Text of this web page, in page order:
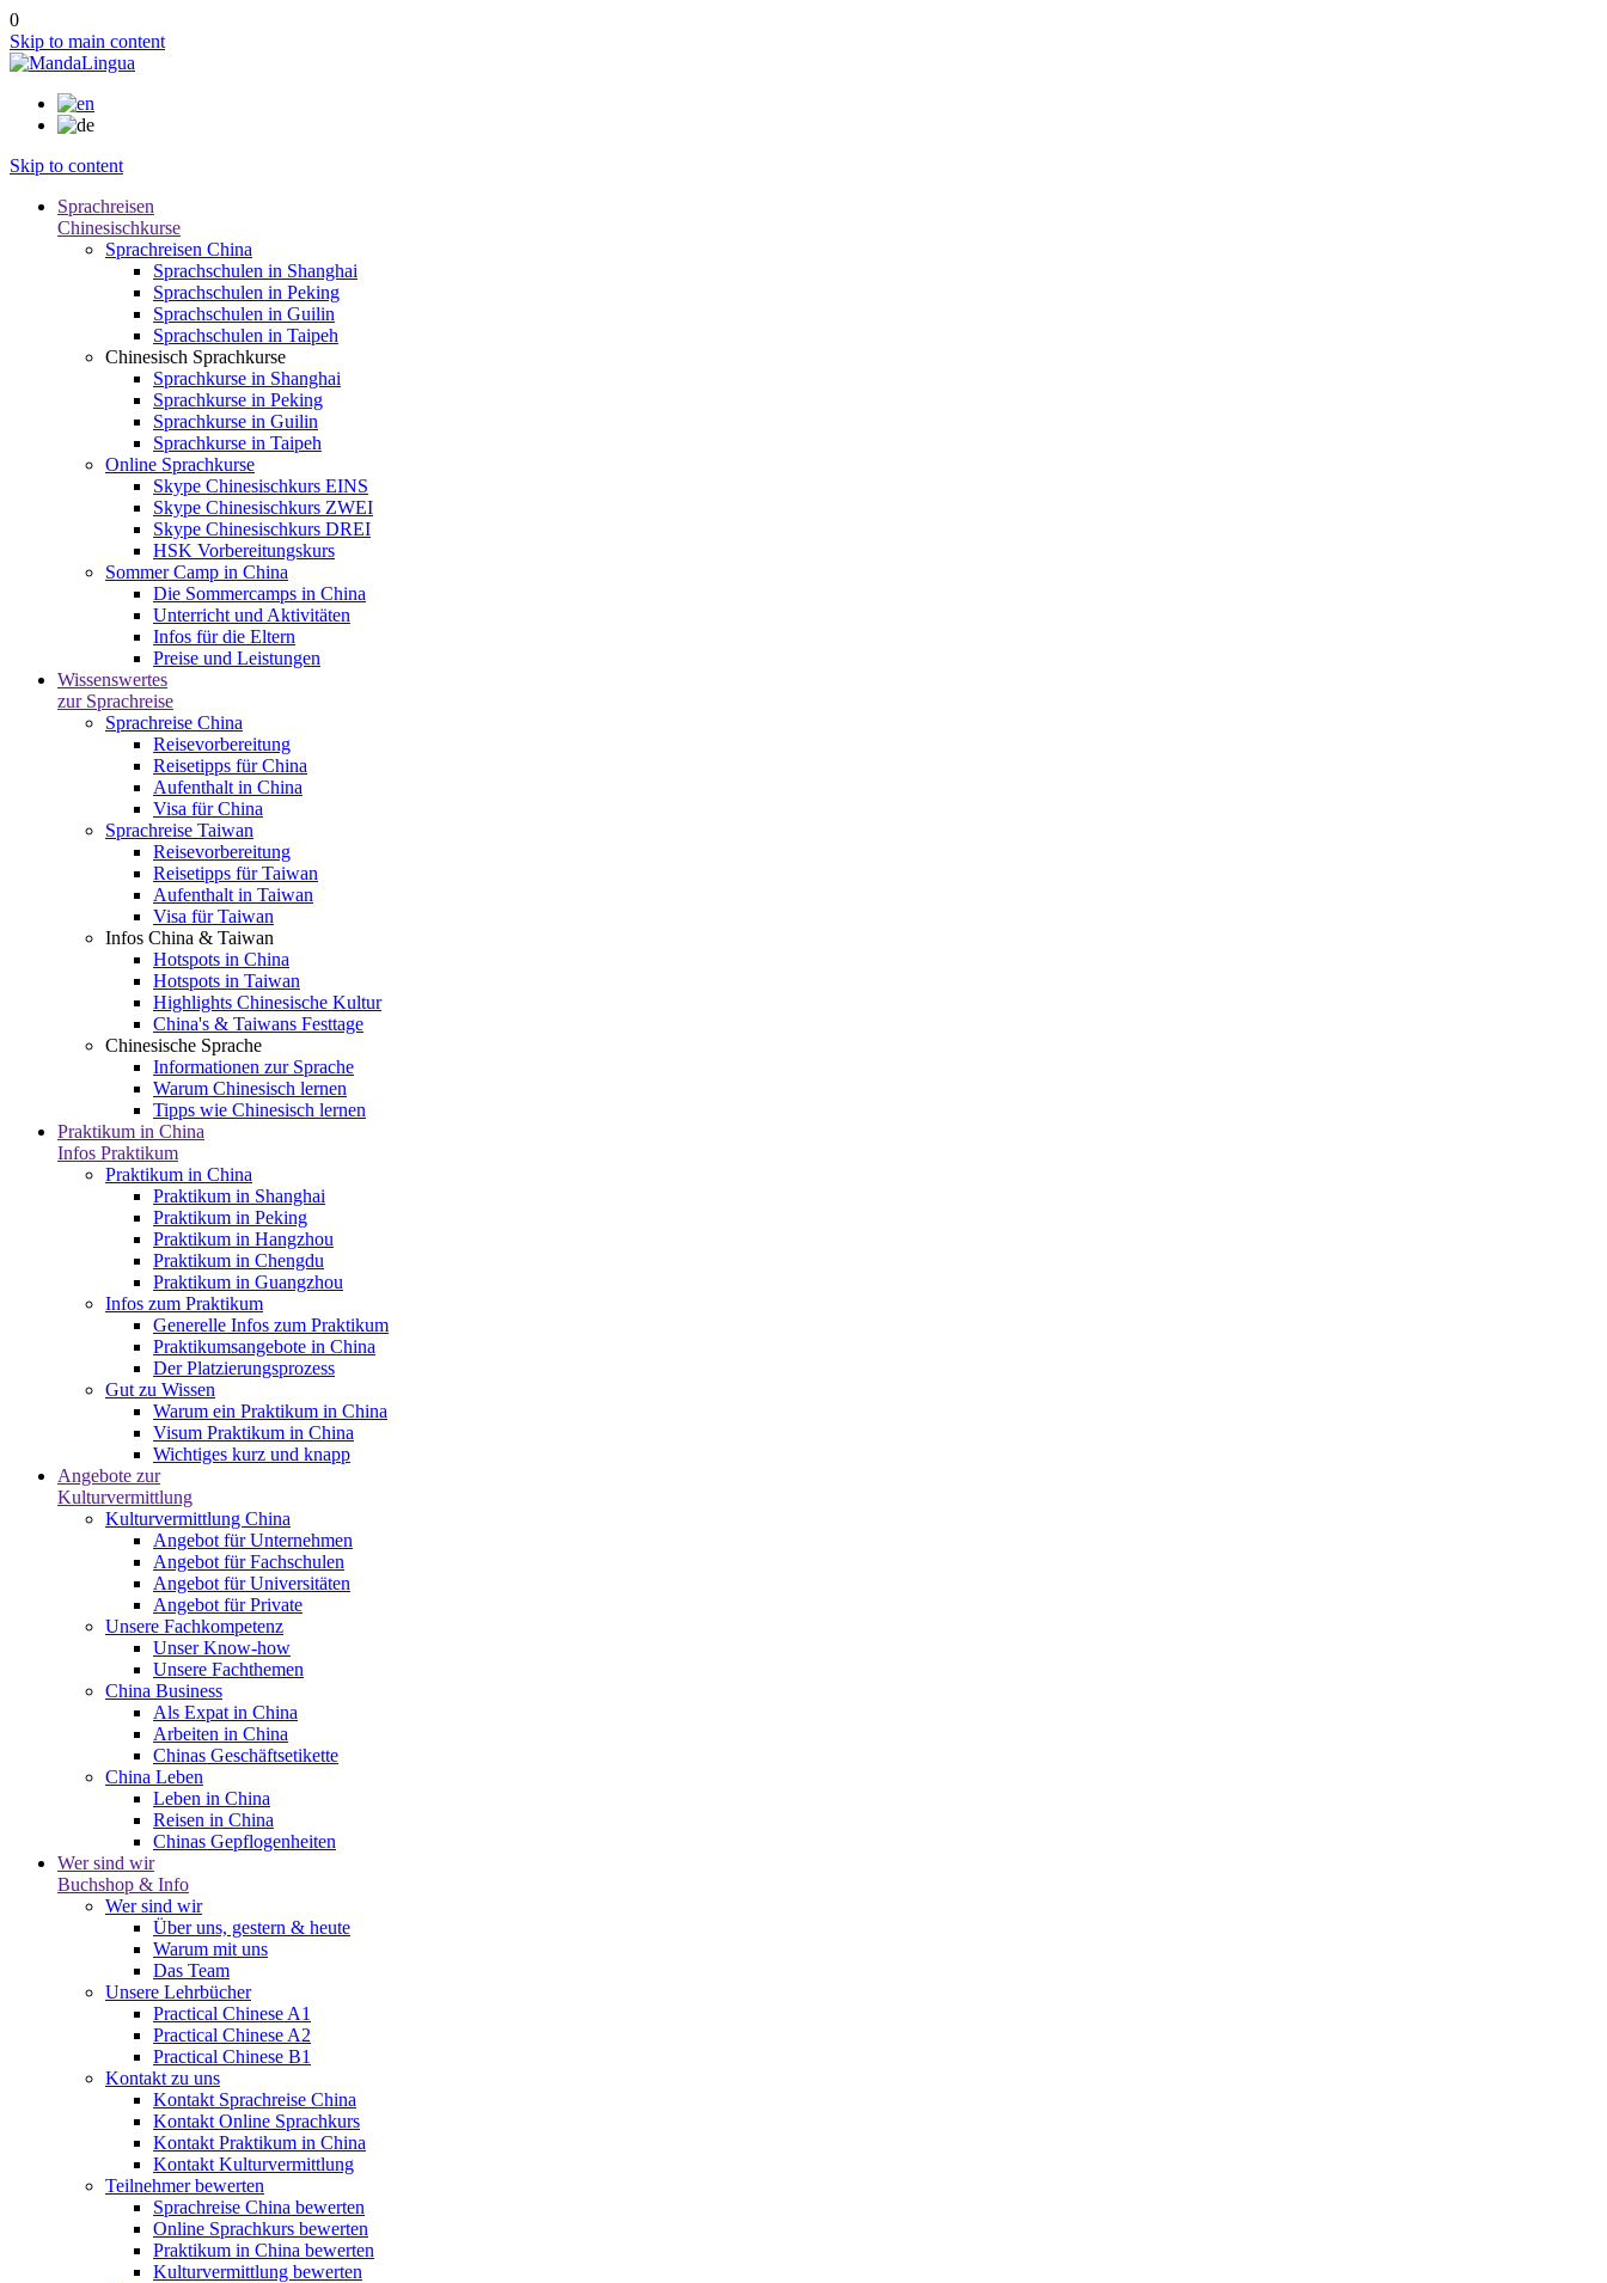
0
Skip to main content
Skip to content
Sprachreisen
Chinesischkurse
Sprachreisen China
Sprachschulen in Shanghai
Sprachschulen in Peking
Sprachschulen in Guilin
Sprachschulen in Taipeh
Chinesisch Sprachkurse
Sprachkurse in Shanghai
Sprachkurse in Peking
Sprachkurse in Guilin
Sprachkurse in Taipeh
Online Sprachkurse
Skype Chinesischkurs EINS
Skype Chinesischkurs ZWEI
Skype Chinesischkurs DREI
HSK Vorbereitungskurs
Sommer Camp in China
Die Sommercamps in China
Unterricht und Aktivitäten
Infos für die Eltern
Preise und Leistungen
Wissenswertes
zur Sprachreise
Sprachreise China
Reisevorbereitung
Reisetipps für China
Aufenthalt in China
Visa für China
Sprachreise Taiwan
Reisevorbereitung
Reisetipps für Taiwan
Aufenthalt in Taiwan
Visa für Taiwan
Infos China & Taiwan
Hotspots in China
Hotspots in Taiwan
Highlights Chinesische Kultur
China's & Taiwans Festtage
Chinesische Sprache
Informationen zur Sprache
Warum Chinesisch lernen
Tipps wie Chinesisch lernen
Praktikum in China
Infos Praktikum
Praktikum in China
Praktikum in Shanghai
Praktikum in Peking
Praktikum in Hangzhou
Praktikum in Chengdu
Praktikum in Guangzhou
Infos zum Praktikum
Generelle Infos zum Praktikum
Praktikumsangebote in China
Der Platzierungsprozess
Gut zu Wissen
Warum ein Praktikum in China
Visum Praktikum in China
Wichtiges kurz und knapp
Angebote zur
Kulturvermittlung
Kulturvermittlung China
Angebot für Unternehmen
Angebot für Fachschulen
Angebot für Universitäten
Angebot für Private
Unsere Fachkompetenz
Unser Know-how
Unsere Fachthemen
China Business
Als Expat in China
Arbeiten in China
Chinas Geschäftsetikette
China Leben
Leben in China
Reisen in China
Chinas Gepflogenheiten
Wer sind wir
Buchshop & Info
Wer sind wir
Über uns, gestern & heute
Warum mit uns
Das Team
Unsere Lehrbücher
Practical Chinese A1
Practical Chinese A2
Practical Chinese B1
Kontakt zu uns
Kontakt Sprachreise China
Kontakt Online Sprachkurs
Kontakt Praktikum in China
Kontakt Kulturvermittlung
Teilnehmer bewerten
Sprachreise China bewerten
Online Sprachkurs bewerten
Praktikum in China bewerten
Kulturvermittlung bewerten